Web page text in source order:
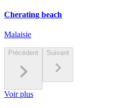
Cherating beach
Malaisie
Précédent Suivant
Voir plus